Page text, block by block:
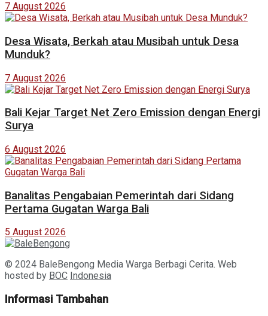
7 August 2026
Desa Wisata, Berkah atau Musibah untuk Desa
Munduk?
7 August 2026
Bali Kejar Target Net Zero Emission dengan Energi
Surya
6 August 2026
Banalitas Pengabaian Pemerintah dari Sidang
Pertama Gugatan Warga Bali
5 August 2026
© 2024 BaleBengong Media Warga Berbagi Cerita. Web
hosted by BOC Indonesia
Informasi Tambahan